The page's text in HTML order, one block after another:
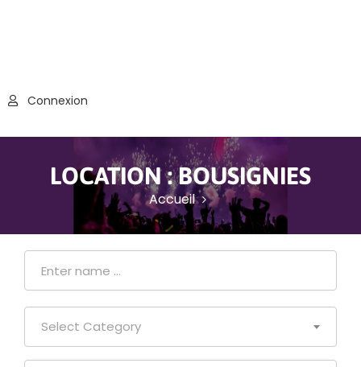
Connexion
LOCATION :BOUSIGNIES
Accueil
Select Category